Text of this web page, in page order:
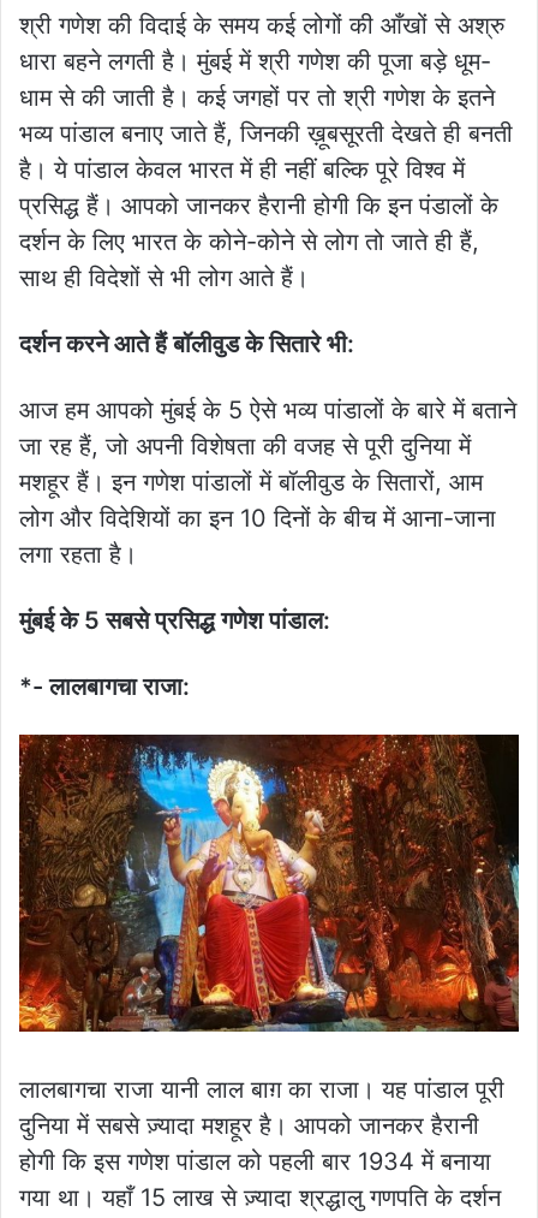
श्री गणेश की विदाई के समय कई लोगों की आँखों से अश्रु
धारा बहने लगती है। मुंबई में श्री गणेश की पूजा बड़े धूम-
धाम से की जाती है। कई जगहों पर तो श्री गणेश के इतने
भव्य पांडाल बनाए जाते हैं, जिनकी ख़ूबसूरती देखते ही बनती
है। ये पांडाल केवल भारत में ही नहीं बल्कि पूरे विश्व में
प्रसिद्ध हैं। आपको जानकर हैरानी होगी कि इन पंडालों के
दर्शन के लिए भारत के कोने-कोने से लोग तो जाते ही हैं,
साथ ही विदेशों से भी लोग आते हैं।
दर्शन करने आते हैं बॉलीवुड के सितारे भी:
आज हम आपको मुंबई के 5 ऐसे भव्य पांडालों के बारे में बताने
जा रह हैं, जो अपनी विशेषता की वजह से पूरी दुनिया में
मशहूर हैं। इन गणेश पांडालों में बॉलीवुड के सितारों, आम
लोग और विदेशियों का इन 10 दिनों के बीच में आना-जाना
लगा रहता है।
मुंबई के 5 सबसे प्रसिद्ध गणेश पांडाल:
*- लालबागचा राजा:
लालबागचा राजा यानी लाल बाग़ का राजा। यह पांडाल पूरी
दुनिया में सबसे ज़्यादा मशहूर है। आपको जानकर हैरानी
होगी कि इस गणेश पांडाल को पहली बार 1934 में बनाया
गया था। यहाँ 15 लाख से ज़्यादा श्रद्धालु गणपति के दर्शन